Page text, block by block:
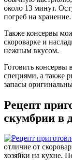
около 13 минут.
погреб на хранение.
Также консервы
скороварке и
нежным вкусом.
Готовить консервы
специями, а также
запасы
Рецепт
скумбрии в
отличие от
хозяйки на кухне.